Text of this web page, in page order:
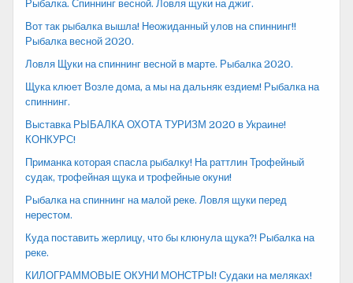
Рыбалка. Спиннинг весной. Ловля щуки на джиг.
Вот так рыбалка вышла! Неожиданный улов на спиннинг!!
Рыбалка весной 2020.
Ловля Щуки на спиннинг весной в марте. Рыбалка 2020.
Щука клюет Возле дома, а мы на дальняк ездием! Рыбалка на
спиннинг.
Выставка РЫБАЛКА ОХОТА ТУРИЗМ 2020 в Украине!
КОНКУРС!
Приманка которая спасла рыбалку! На раттлин Трофейный
судак, трофейная щука и трофейные окуни!
Рыбалка на спиннинг на малой реке. Ловля щуки перед
нерестом.
Куда поставить жерлицу, что бы клюнула щука?! Рыбалка на
реке.
КИЛОГРАММОВЫЕ ОКУНИ МОНСТРЫ! Судаки на меляках!